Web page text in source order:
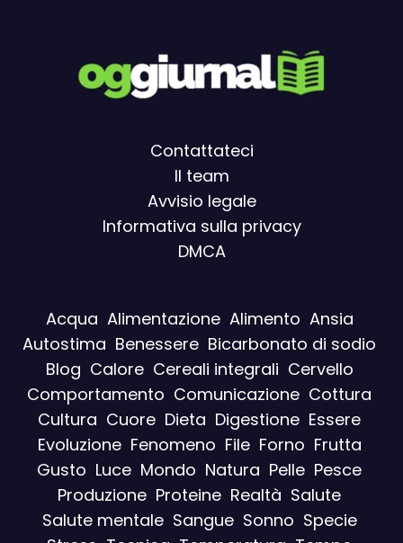
Contattateci
Il team
Avvisio legale
Informativa sulla privacy
DMCA
Acqua Alimentazione Alimento Ansia
Autostima Benessere Bicarbonato di sodio
Blog Calore Cereali integrali Cervello
Comportamento Comunicazione Cottura
Cultura Cuore Dieta Digestione Essere
Evoluzione Fenomeno File Forno Frutta
Gusto Luce Mondo Natura Pelle Pesce
Produzione Proteine Realtà Salute
Salute mentale Sangue Sonno Specie